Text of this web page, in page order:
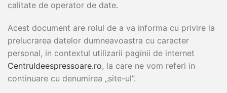
calitate de operator de date.
Acest document are rolul de a va informa cu privire la
prelucrarea datelor dumneavoastra cu caracter
personal, in contextul utilizarii paginii de internet
Centruldeespressoare.ro, la care ne vom referi in
continuare cu denumirea „site-ul”.